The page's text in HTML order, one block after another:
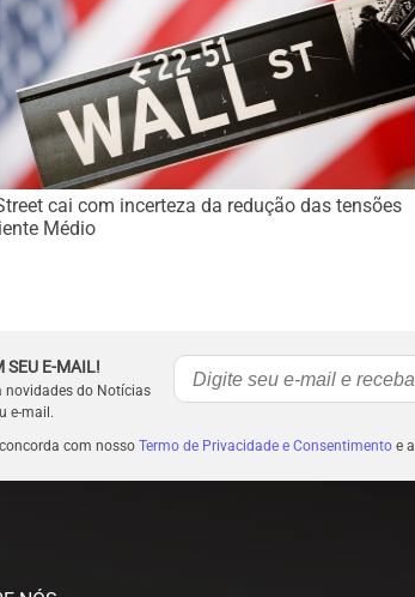
cai com incerteza da redução das tensões
Médio
SEU E-MAIL!
novidades do Notícias
e-mail.
com nosso Termo de Privacidade e Consentimentoe a